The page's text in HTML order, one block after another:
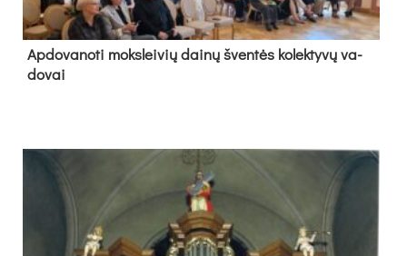
Ap­do­va­no­ti moks­lei­vių dai­nų šven­tės ko­lek­ty­vų va­
do­vai